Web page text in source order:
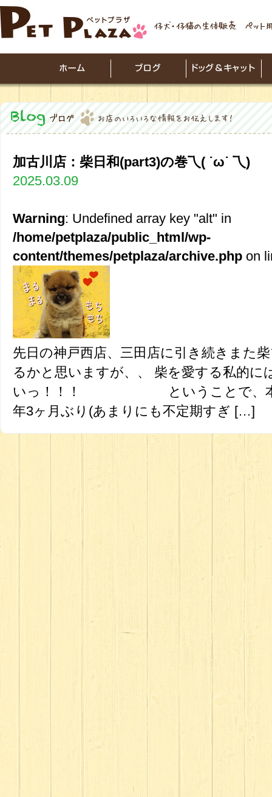
加古川店：柴日和(part3)の巻乁( ˙ω˙ 乁)
2025.03.09
Warning: Undefined array key "alt" in
/home/petplaza/public_html/wp-
content/themes/petplaza/archive.php on
先日の神戸西店、三田店に引き続きまた
るかと思いますが、、 柴を愛する私的に
いっ！！！ ということで、本日
年3ヶ月ぶり(あまりにも不定期すぎ […]